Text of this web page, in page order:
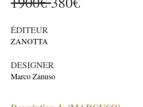
ÉDITEUR
ZANOTTA
DESIGNER
Marco Zanuso